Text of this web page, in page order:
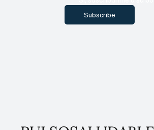
Subscribe